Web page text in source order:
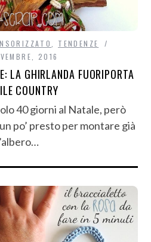
TENDENZE
2016
LA GHIRLANDA FUORIPORTA
COUNTRY
40 giorni al Natale, però
po’ presto per montare già